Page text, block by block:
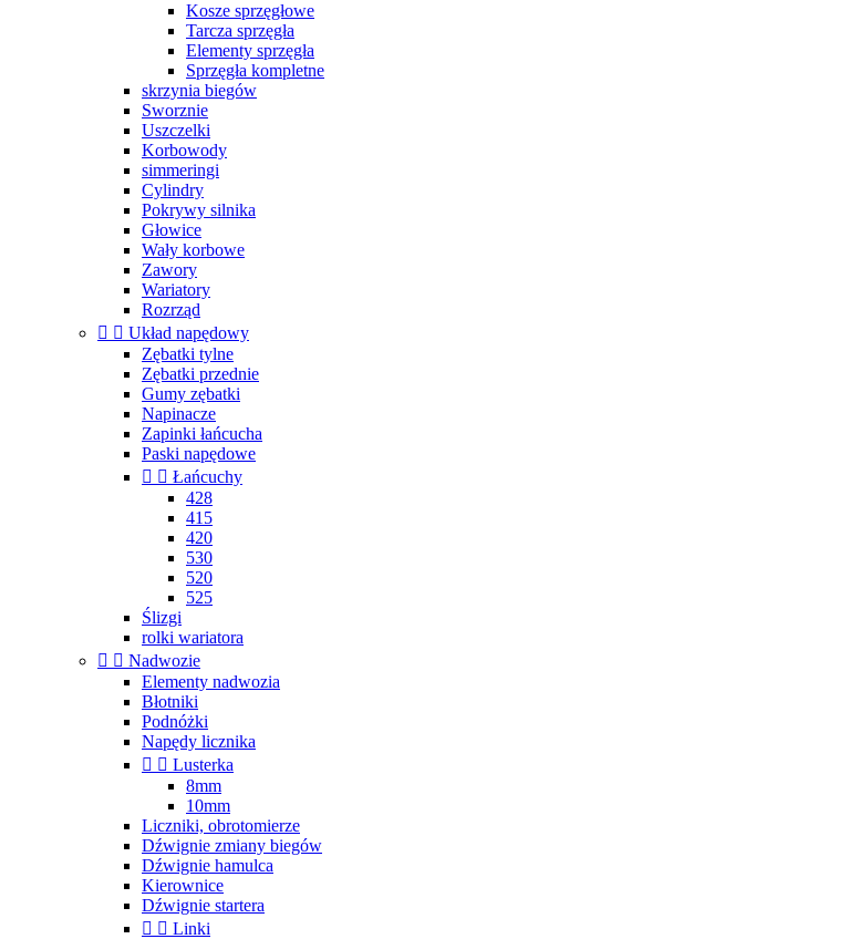
Kosze sprzęgłowe
Tarcza sprzęgła
Elementy sprzęgła
Sprzęgła kompletne
skrzynia biegów
Sworznie
Uszczelki
Korbowody
simmeringi
Cylindry
Pokrywy silnika
Głowice
Wały korbowe
Zawory
Wariatory
Rozrząd
  Układ napędowy
Zębatki tylne
Zębatki przednie
Gumy zębatki
Napinacze
Zapinki łańcucha
Paski napędowe
  Łańcuchy
428
415
420
530
520
525
Ślizgi
rolki wariatora
  Nadwozie
Elementy nadwozia
Błotniki
Podnóżki
Napędy licznika
  Lusterka
8mm
10mm
Liczniki, obrotomierze
Dźwignie zmiany biegów
Dźwignie hamulca
Kierownice
Dźwignie startera
  Linki